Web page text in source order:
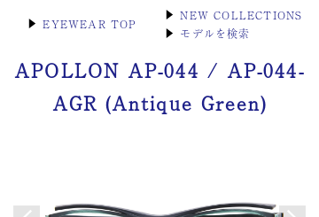
▶ EYEWEAR TOP
▶ NEW COLLECTIONS
▶ モデルを検索
APOLLON AP-044 / AP-044-
AGR (Antique Green)